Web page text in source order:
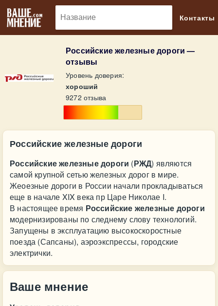
Контакты
Российские железные дороги —
отзывы
Уровень доверия:
хороший
9272 отзыва
Российские железные дороги
Российские железные дороги (РЖД) являются
самой крупной сетью железных дорог в мире.
Жеоезные дороги в России начали прокладываться
еще в начале XIX века пр Царе Николае I.
В настоящее время Российские железные дороги
модернизированы по следнему слову технологий.
Запущены в эксплуатацию высокоскоростные
поезда (Сапсаны), аэроэкспрессы, городские
электрички.
Ваше мнение